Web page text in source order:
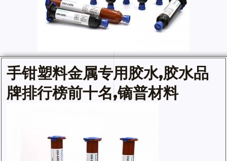
手钳塑料金属专用胶水,胶水品
牌排行榜前十名,镝普材料